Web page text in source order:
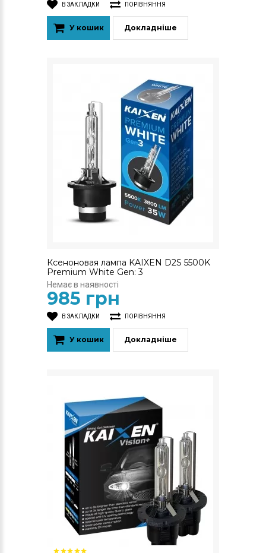
В ЗАКЛАДКИ ПОРІВНЯННЯ
У кошик Докладніше
Ксеноновая лампа KAIXEN D2S 5500K
Premium White Gen: 3
Немає в наявності
985 грн
В ЗАКЛАДКИ ПОРІВНЯННЯ
У кошик Докладніше